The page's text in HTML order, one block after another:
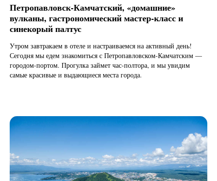
Петропавловск-Камчатский, «домашние»
вулканы, гастрономический мастер-класс и
синекорый палтус
Утром завтракаем в отеле и настраиваемся на активный день!
Сегодня мы едем знакомиться с Петропавловском-Камчатским —
городом-портом. Прогулка займет час-полтора, и мы увидим
самые красивые и выдающиеся места города.